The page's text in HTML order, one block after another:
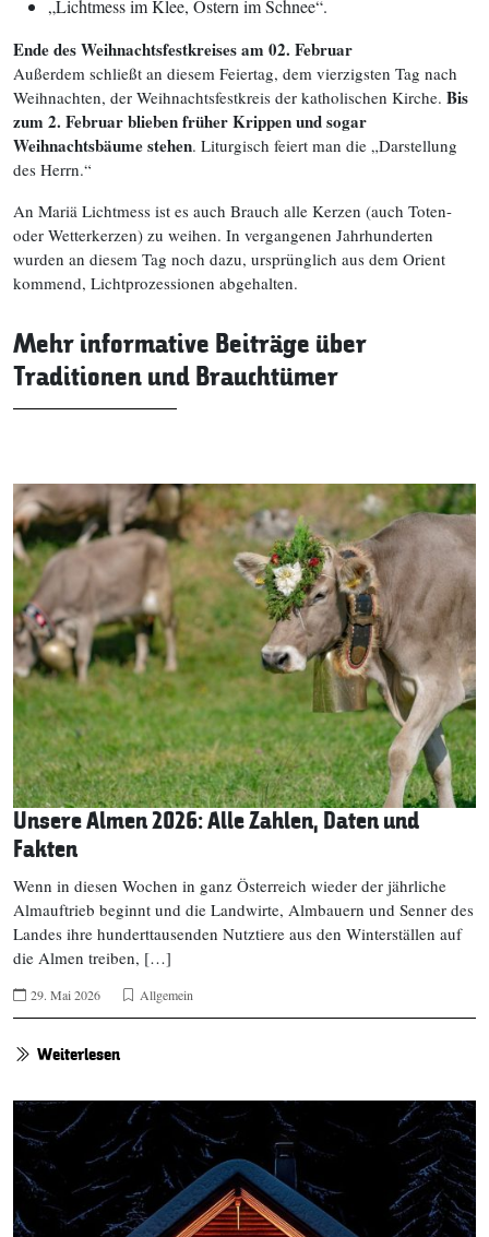
„Lichtmess im Klee, Ostern im Schnee“.
Ende des Weihnachtsfestkreises am 02. Februar
Außerdem schließt an diesem Feiertag, dem vierzigsten Tag nach
Weihnachten, der Weihnachtsfestkreis der katholischen Kirche. Bis
zum 2. Februar blieben früher Krippen und sogar
Weihnachtsbäume stehen. Liturgisch feiert man die „Darstellung
des Herrn.“
An Mariä Lichtmess ist es auch Brauch alle Kerzen (auch Toten-
oder Wetterkerzen) zu weihen. In vergangenen Jahrhunderten
wurden an diesem Tag noch dazu, ursprünglich aus dem Orient
kommend, Lichtprozessionen abgehalten.
Mehr informative Beiträge über
Traditionen und Brauchtümer
Unsere Almen 2026: Alle Zahlen, Daten und
Fakten
Wenn in diesen Wochen in ganz Österreich wieder der jährliche
Almauftrieb beginnt und die Landwirte, Almbauern und Senner des
Landes ihre hunderttausenden Nutztiere aus den Winterställen auf
die Almen treiben, […]
29. Mai 2026 Allgemein
Weiterlesen